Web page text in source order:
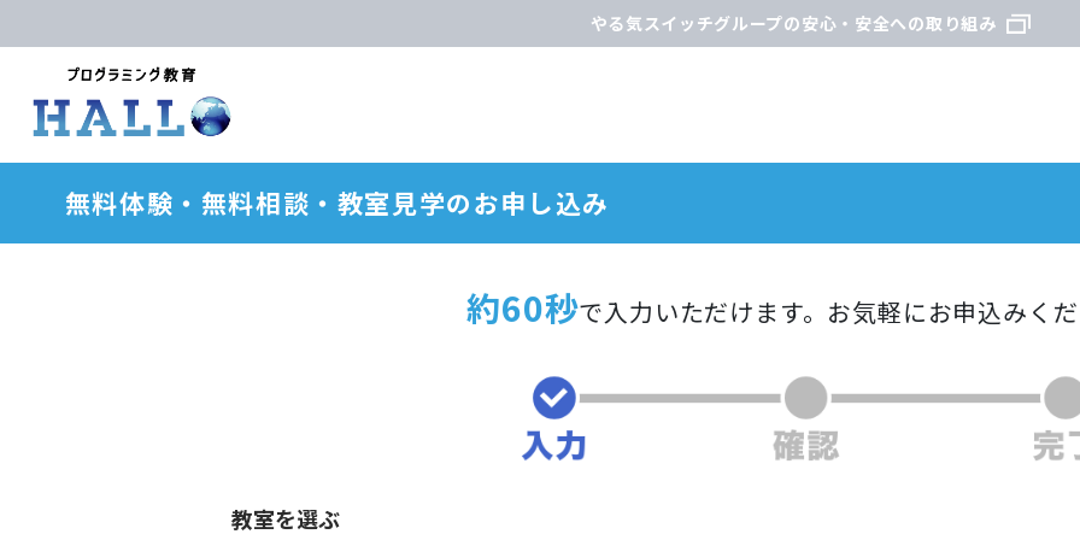
やる気スイッチグループの安心・安全への取り組み
無料体験・無料相談・教室見学のお申し込み
約60秒で入力いただけます。 お気軽にお申込みく
教室を選ぶ